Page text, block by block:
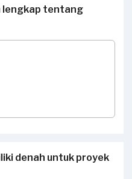
lengkap tentang
denah untuk proyek